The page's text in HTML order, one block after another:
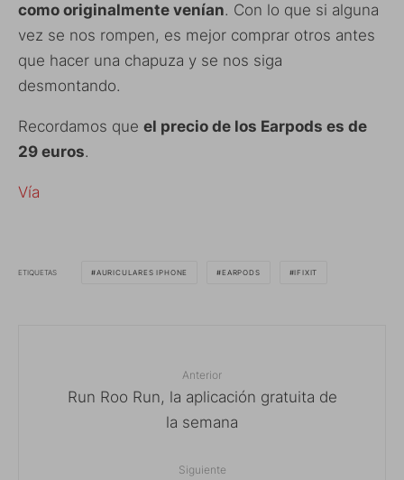
como originalmente venían. Con lo que si alguna
vez se nos rompen, es mejor comprar otros antes
que hacer una chapuza y se nos siga
desmontando.
Recordamos que el precio de los Earpods es de
29 euros.
Vía
ETIQUETAS AURICULARES IPHONE EARPODS IFIXIT
Anterior
Run Roo Run, la aplicación gratuita de
la semana
Siguiente